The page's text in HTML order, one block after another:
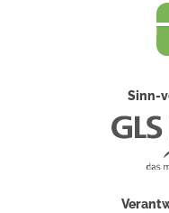
Sinn-